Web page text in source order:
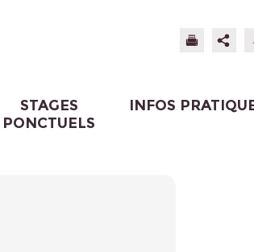
STAGES
PONCTUELS
INFOS